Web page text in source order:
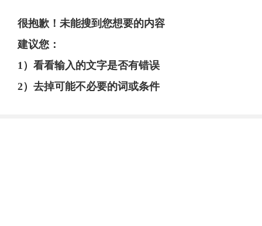
很抱歉！未能搜到您想要的内容
建议您：
1）看看输入的文字是否有错误
2）去掉可能不必要的词或条件